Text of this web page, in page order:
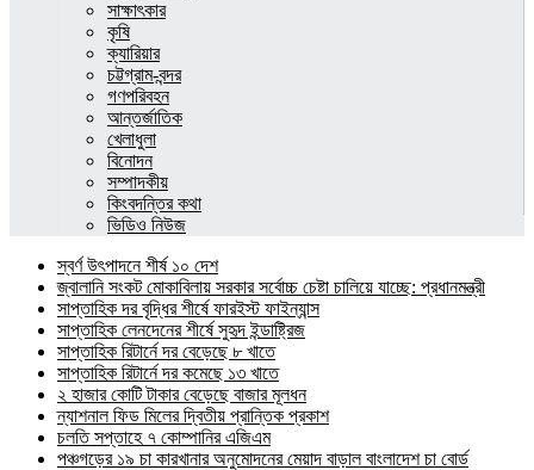
সাক্ষাৎকার
কৃষি
ক্যারিয়ার
চট্টগ্রাম-বন্দর
গণপরিবহন
আন্তর্জাতিক
খেলাধুলা
বিনোদন
সম্পাদকীয়
কিংবদন্তির কথা
ভিডিও নিউজ
স্বর্ণ উৎপাদনে শীর্ষ ১০ দেশ
জ্বালানি সংকট মোকাবিলায় সরকার সর্বোচ্চ চেষ্টা চালিয়ে যাচ্ছে: প্রধানমন্ত্রী
সাপ্তাহিক দর বৃদ্ধির শীর্ষে ফারইস্ট ফাইন্যান্স
সাপ্তাহিক লেনদেনের শীর্ষে সুহৃদ ইন্ডাষ্ট্রিজ
সাপ্তাহিক রিটার্নে দর বেড়েছে ৮ খাতে
সাপ্তাহিক রিটার্নে দর কমেছে ১৩ খাতে
২ হাজার কোটি টাকার বেড়েছে বাজার মূলধন
ন্যাশনাল ফিড মিলের দ্বিতীয় প্রান্তিক প্রকাশ
চলতি সপ্তাহে ৭ কোম্পানির এজিএম
পঞ্চগড়ের ১৯ চা কারখানার অনুমোদনের মেয়াদ বাড়াল বাংলাদেশ চা বোর্ড